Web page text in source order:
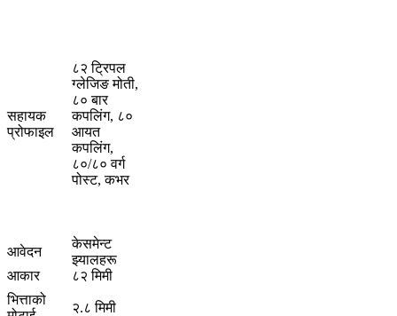
सहायक
प्रोफाइल
८२ ट्रिपल
ग्लेजिङ मोती,
८० बार
कपलिंग, ८०
आयत
कपलिंग,
८०/८० वर्ग
पोस्ट, कभर
आवेदन
केसमेन्ट
झ्यालहरू
आकार
८२ मिमी
भित्ताको
२.८ मिमी